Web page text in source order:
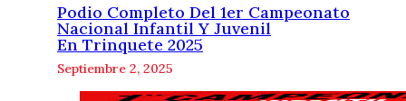
Podio Completo Del 1er Campeonato
Nacional Infantil Y Juvenil
En Trinquete 2025
Septiembre 2, 2025